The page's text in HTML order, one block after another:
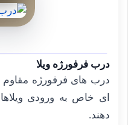
درب فرفورژه ویلا
درب های فرفورژه
ای خاص به ورودی
دهند.